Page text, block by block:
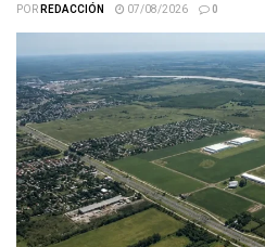
PORREDACCIÓN 07/08/2026 0